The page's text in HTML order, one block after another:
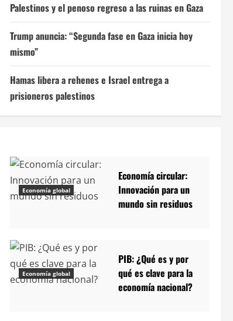
Palestinos y el penoso regreso a las ruinas en Gaza
Trump anuncia: “Segunda fase en Gaza inicia hoy
mismo”
Hamas libera a rehenes e Israel entrega a
prisioneros palestinos
Economía global
Economía circular:
Innovación para un
mundo sin residuos
Economía global
PIB: ¿Qué es y por
qué es clave para la
economía nacional?